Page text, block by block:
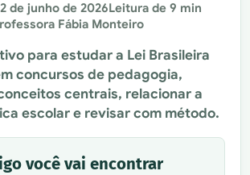
2 de junho de 2026Leitura de 9 min
Fábia Monteiro
para estudar a Lei Brasileira
concursos de pedagogia,
centrais, relacionar a
escolar e revisar com método.
você vai encontrar